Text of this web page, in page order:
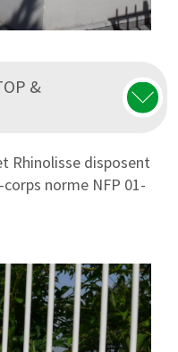
&
Rhinolisse disposent
norme NFP 01-